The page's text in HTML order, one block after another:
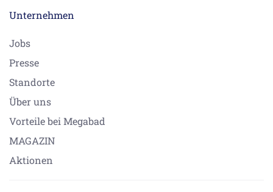
Unternehmen
Jobs
Presse
Standorte
Über uns
Vorteile bei Megabad
MAGAZIN
Aktionen